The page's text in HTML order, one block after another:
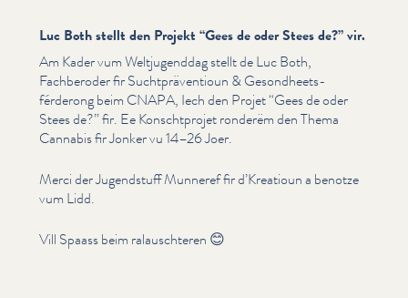
Luc Both stellt den Projekt “Gees de oder Stees de?” vir.
Am Kader vum Weltju­genddag stellt de Luc Both,
Fachberoder fir Sucht­präven­tioun & Gesond­heets­
férderong beim CNAPA, Iech den Projet“Gees de oder
Stees de?” fir. Ee Kon­scht­pro­jet ronderëm den Thema
Cannabis fir Jonker vu 14–26 Joer.
Merci der Jugendstuff Munneref fir d’Kreatioun a benotze
vum Lidd.
Vill Spaass beim ralauschteren 😊